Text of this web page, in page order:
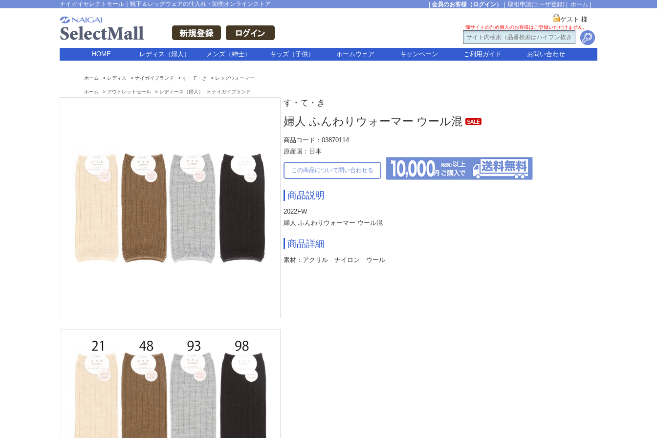
ナイガイセレクトモール｜靴下＆レッグウェアの仕入れ・卸売オンラインストア 会員のお客様（ログイン） 取引申請(ユーザ登録) ホーム
ゲスト 様
卸サイトのため個人のお客様はご登録いただけません。
HOME レディス（婦人） メンズ（紳士） キッズ（子供） ホームウェア キャンペーン ご利用ガイド お問い合わせ
ホーム レディス ナイガイブランド す・て・き レッグウォーマー
ホーム アウトレットセール レディース（婦人） ナイガイブランド
す・て・き
婦人 ふんわりウォーマー ウール混
商品コード：03870114
原産国：日本
この商品について問い合わせる
商品説明
2022FW
婦人 ふんわりウォーマー ウール混
商品詳細
素材：アクリル ナイロン ウール